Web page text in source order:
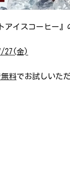
アイスコーヒー』
27(金)
料でお試しいた